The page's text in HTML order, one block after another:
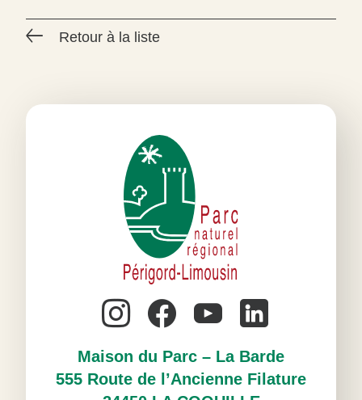
Retour à la liste
Maison du Parc – La Barde
555 Route de l’Ancienne Filature
#
#
#